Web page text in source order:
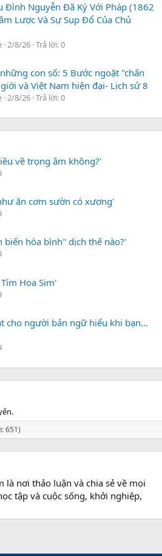
Đình Nguyễn Đã Ký Với Pháp (1862
Lược Và Sự Sụp Đổ Của Chủ
2/8/26 Trả lời: 0
con số: 5 Bước ngoặt "chấn
và Việt Nam hiện đại- Lịch sử 8
2/8/26 Trả lời: 0
về trọng âm không?'
ăn cơm sườn có xương'
biến hòa bình" dịch thế nào?'
Hoa Sim'
cho người bản ngữ hiểu khi bạn…
651)
là nơi thảo luận và chia sẻ về mọi
tập và cuộc sống, khởi nghiệp,